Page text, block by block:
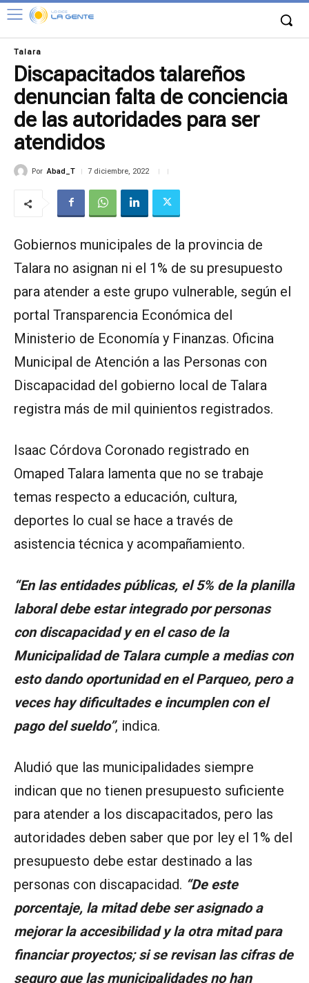
Talara
Discapacitados talareños
denuncian falta de conciencia
de las autoridades para ser
atendidos
Por Abad_T 7 diciembre, 2022
Gobiernos municipales de la provincia de
Talara no asignan ni el 1% de su presupuesto
para atender a este grupo vulnerable, según el
portal Transparencia Económica del
Ministerio de Economía y Finanzas. Oficina
Municipal de Atención a las Personas con
Discapacidad del gobierno local de Talara
registra más de mil quinientos registrados.
Isaac Córdova Coronado registrado en
Omaped Talara lamenta que no se trabaje
temas respecto a educación, cultura,
deportes lo cual se hace a través de
asistencia técnica y acompañamiento.
“En las entidades públicas, el 5% de la planilla
laboral debe estar integrado por personas
con discapacidad y en el caso de la
Municipalidad de Talara cumple a medias con
esto dando oportunidad en el Parqueo, pero a
veces hay dificultades e incumplen con el
pago del sueldo”, indica.
Aludió que las municipalidades siempre
indican que no tienen presupuesto suficiente
para atender a los discapacitados, pero las
autoridades deben saber que por ley el 1% del
presupuesto debe estar destinado a las
personas con discapacidad. “De este
porcentaje, la mitad debe ser asignado a
mejorar la accesibilidad y la otra mitad para
financiar proyectos; si se revisan las cifras de
seguro que las municipalidades no han